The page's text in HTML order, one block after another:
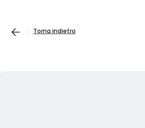
Torna indietro